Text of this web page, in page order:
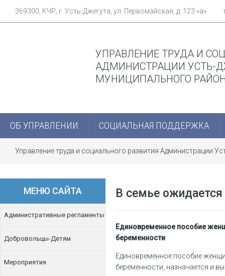
369300, КЧР, г. Усть-Джегута, ул. Первомайская, д. 123 «а»
УПРАВЛЕНИЕ ТРУДА И
АДМИНИСТРАЦИИ УСТЬ-
МУНИЦИПАЛЬНОГО
ОБ УПРАВЛЕНИИ СОЦИАЛЬНАЯ ПОДДЕРЖКА
Управление труда и социального развития Администрации
МЕНЮ САЙТА
Административные регламенты
Добровольцы-Детям
Мероприятия
В семье
Единовременное пособие
беременности
Единовременное пособие
беременности, назначается и